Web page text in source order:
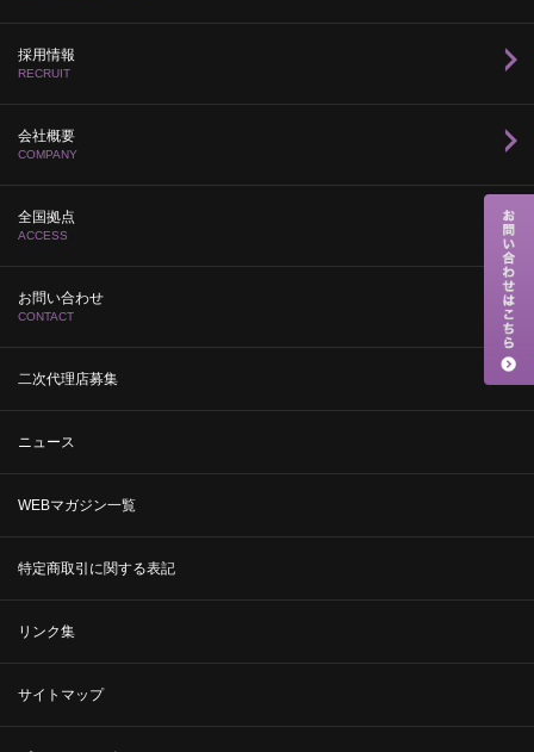
採用情報
RECRUIT
会社概要
COMPANY
全国拠点
ACCESS
お問い合わせ
CONTACT
二次代理店募集
ニュース
WEBマガジン一覧
特定商取引に関する表記
リンク集
サイトマップ